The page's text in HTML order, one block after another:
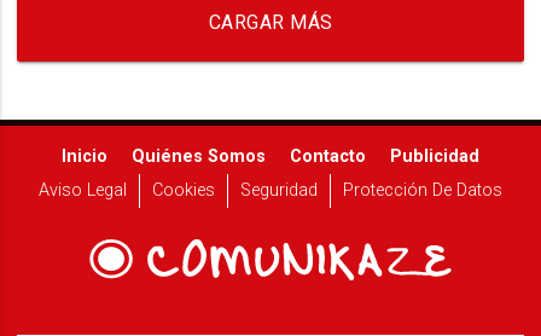
CARGAR MÁS
Inicio Quiénes Somos Contacto
Publicidad
Aviso Legal
Cookies Seguridad Protección De Datos